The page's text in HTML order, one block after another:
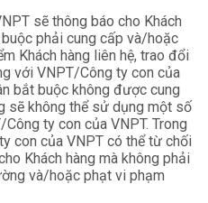
sẽ thông báo cho Khách
phải cung cấp và/hoặc
Khách hàng liên hệ, trao đổi
với VNPT/Công ty con của
bắt buộc không được cung
sẽ không thể sử dụng một số
ty con của VNPT. Trong
con của VNPT có thể từ chối
Khách hàng mà không phải
và/hoặc phạt vi phạm